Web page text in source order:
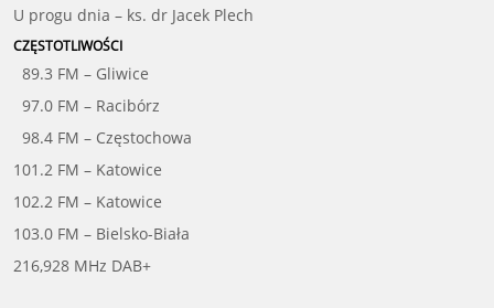
U progu dnia – ks. dr Jacek Plech
CZĘSTOTLIWOŚCI
89.3 FM – Gliwice
97.0 FM – Racibórz
98.4 FM – Częstochowa
101.2 FM – Katowice
102.2 FM – Katowice
103.0 FM – Bielsko-Biała
216,928 MHz DAB+